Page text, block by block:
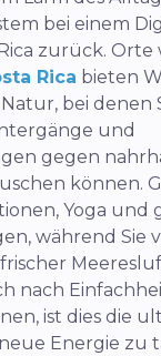
bei einem
zurück. Orte
Rica bieten
bei denen
und
gegen
können.
Yoga und
während Sie
nach
ist dies die
Energie zu